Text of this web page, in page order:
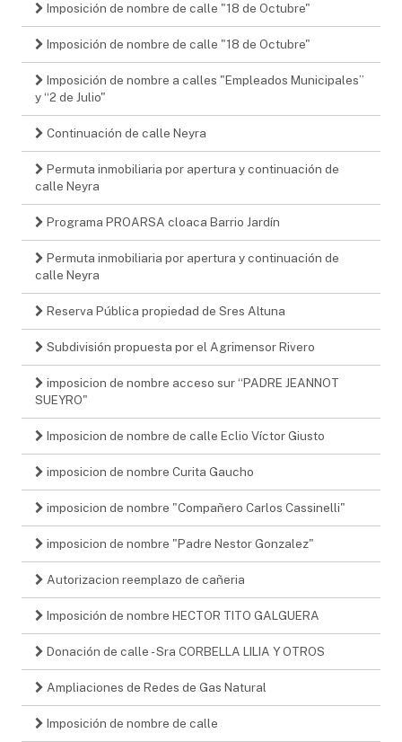
Imposición de nombre de calle "18 de Octubre"
Imposición de nombre de calle "18 de Octubre"
Imposición de nombre a calles "Empleados Municipales”
y “2 de Julio"
Continuación de calle Neyra
Permuta inmobiliaria por apertura y continuación de
calle Neyra
Programa PROARSA cloaca Barrio Jardín
Permuta inmobiliaria por apertura y continuación de
calle Neyra
Reserva Pública propiedad de Sres Altuna
Subdivisión propuesta por el Agrimensor Rivero
imposicion de nombre acceso sur “PADRE JEANNOT
SUEYRO"
Imposicion de nombre de calle Eclio Víctor Giusto
imposicion de nombre Curita Gaucho
imposicion de nombre "Compañero Carlos Cassinelli"
imposicion de nombre "Padre Nestor Gonzalez"
Autorizacion reemplazo de cañeria
Imposición de nombre HECTOR TITO GALGUERA
Donación de calle - Sra CORBELLA LILIA Y OTROS
Ampliaciones de Redes de Gas Natural
Imposición de nombre de calle